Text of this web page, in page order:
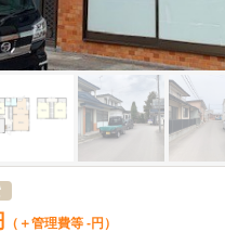
（＋管理費等 -円）